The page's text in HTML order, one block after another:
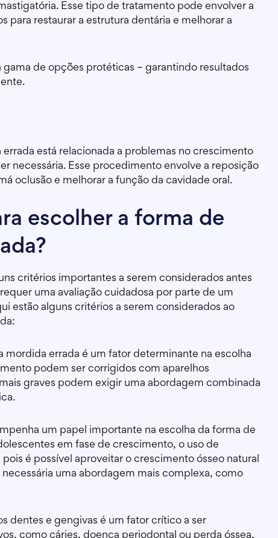
Esse tipo de tratamento pode envolver a
para restaurar a estrutura dentária e melhorar a
de opções protéticas – garantindo resultados
está relacionada a problemas no crescimento
necessária. Esse procedimento envolve a reposição
oclusão e melhorar a função da cavidade oral.
escolher a forma de
critérios importantes a serem considerados antes
uma avaliação cuidadosa por parte de um
estão alguns critérios a serem considerados ao
mordida errada é um fator determinante na escolha
podem ser corrigidos com aparelhos
graves podem exigir uma abordagem combinada
um papel importante na escolha da forma de
em fase de crescimento, o uso de
é possível aproveitar o crescimento ósseo natural
uma abordagem mais complexa, como
dentes e gengivas é um fator crítico a ser
como cáries, doença periodontal ou perda óssea,